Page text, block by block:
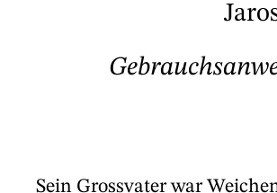
Sein Grossvater war